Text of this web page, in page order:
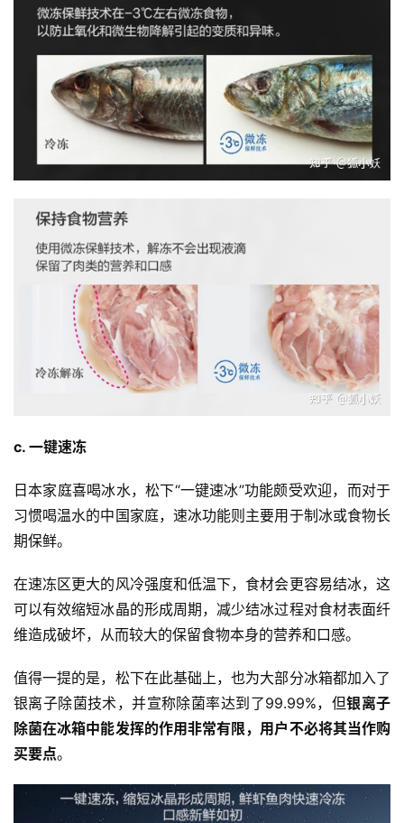
投
c. 一键速冻
日本家庭喜喝冰水，松下“一键速冰”功能颇受欢迎，而对于
习惯喝温水的中国家庭，速冰功能则主要用于制冰或食物长
期保鲜。
在速冻区更大的风冷强度和低温下，食材会更容易结冰，这
可以有效缩短冰晶的形成周期，减少结冰过程对食材表面纤
维造成破坏，从而较大的保留食物本身的营养和口感。
值得一提的是，松下在此基础上，也为大部分冰箱都加入了
银离子除菌技术，并宣称除菌率达到了99.99%，但银离子
除菌在冰箱中能发挥的作用非常有限，用户不必将其当作购
买要点。